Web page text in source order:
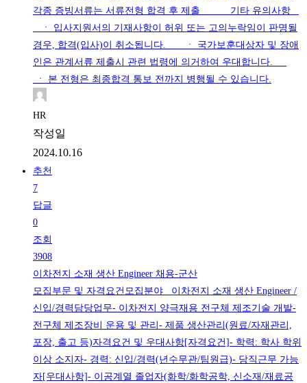
각종 증빙서류는 서류전형 합격 후 제출 기타 유의사항
ㆍ 입사지원서의 기재사항이 허위 또는 고의누락임이 판명될
경우, 합격(입사)이 취소됩니다. ㆍ 국가보훈대상자 및 장애
인은 관계서류 제출시 관련 법령에 의거하여 우대합니다.
ㆍ 본 전형은 최종합격 통보 전까지 병행될 수 있습니다.
HR
작성일
2024.10.16
추천
7
답글
0
조회
3908
이차전지 소재 생산 Engineer 채용-군산
모집부문 및 자격요건모집분야 이차전지 소재 생산 Engineer /
신입/경력담당업무- 이차전지 양극재용 전구체 제조기술 개발-
전구체 제조장비 운용 및 관리- 제품 생산관리(원료/자재관리,
포장, 출고 등)자격요건 및 우대사항[자격요건]- 학력: 학사 학위
이상 소지자- 경력: 신입/경력(년수무관/팀원급)- 당직근무 가능
자[우대사항]- 이공계열 졸업자(화학/화학공학, 신소재/재료공